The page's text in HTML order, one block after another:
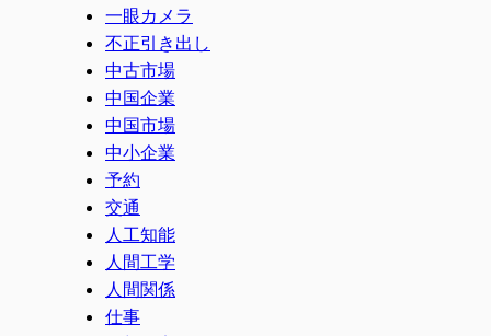
一眼カメラ
不正引き出し
中古市場
中国企業
中国市場
中小企業
予約
交通
人工知能
人間工学
人間関係
仕事